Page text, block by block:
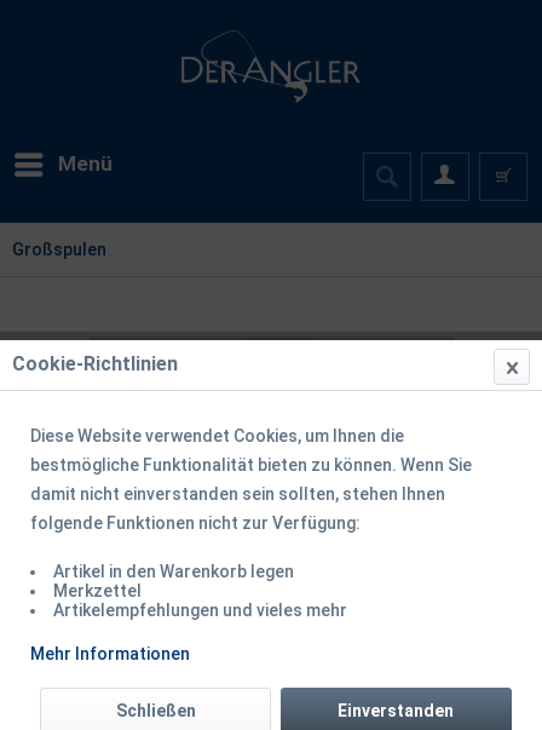
Menü
Großspulen
0.26mm 3,63kg 8lb 1920m Grey
Cookie-Richtlinien
Diese Website verwendet Cookies, um Ihnen die
bestmögliche Funktionalität bieten zu können. Wenn Sie
damit nicht einverstanden sein sollten, stehen Ihnen
folgende Funktionen nicht zur Verfügung:
Artikel in den Warenkorb legen
Merkzettel
Artikelempfehlungen und vieles mehr
Mehr Informationen
Einverstanden
Schließen